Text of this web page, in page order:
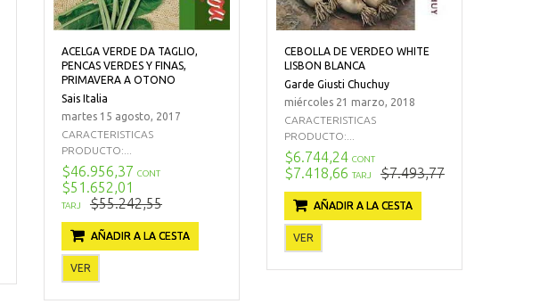
ACELGA VERDE DA TAGLIO,
PENCAS VERDES Y FINAS,
PRIMAVERA A OTONO
Sais Italia
martes 15 agosto, 2017
CARACTERISTICAS
PRODUCTO:...
$46.956,37 CONT
$51.652,01
TARJ $55.242,55
AÑADIR A LA CESTA
VER
CEBOLLA DE VERDEO WHITE
LISBON BLANCA
Garde Giusti Chuchuy
miércoles 21 marzo, 2018
CARACTERISTICAS
PRODUCTO:...
$6.744,24 CONT
$7.418,66 TARJ $7.493,77
AÑADIR A LA CESTA
VER